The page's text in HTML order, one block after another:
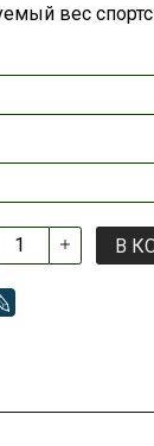
вес
В